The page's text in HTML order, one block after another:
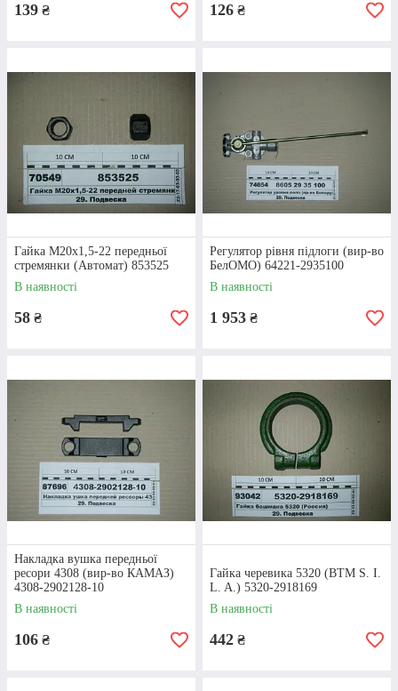
01
РІЗНОМАНІТТЯ
ТОВАРІВ
У нашому каталозі зібрано понад 20 тисяч
товарів. Це не лише різноманітні деталі для
всіх моделей тракторів МТЗ.
02
ПОЛІТИКА
У нас ви можете придбати як оригінальну
запчастину до будь-якого автомобіля, так і
більше дешевий аналог. Обидва варіанти є
надзвичайно якісними та порадують вас
своєю довговічністю.
ЯКІСТЬ
ОБСЛУГОВУВАННЯ
139 ₴ 126 ₴
Гайка М20х1,5-22 передньої
стремянки (Автомат) 853525
В наявності
58 ₴
Регулятор рівня підлоги (вир-во
БелОМО) 64221-2935100
В наявності
1 953 ₴
Накладка вушка передньої
ресори 4308 (вир-во КАМАЗ)
4308-2902128-10
В наявності
106 ₴
Гайка черевика 5320 (ВТМ S. I.
L. A.) 5320-2918169
В наявності
442 ₴